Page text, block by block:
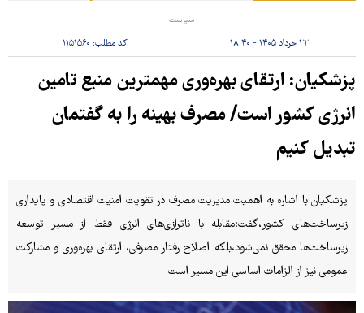
سیاست
۲۲ خرداد ۱۴۰۵ - ۱۸:۴۰ کد مطلب: ۱۱۵۱۵۶۰
پزشکیان: ارتقای بهره‌وری مهمترین منبع تامین
انرژی کشور است/ مصرف بهینه را به گفتمان
تبدیل کنیم
پزشکیان با اشاره به اهمیت مدیریت مصرف در تقویت امنیت اقتصادی و پایداری
زیرساخت‌های کشور،گفت:مقابله با ناترازی‌های انرژی فقط از مسیر توسعه
زیرساخت‌ها محقق نمی‌شود،بلکه اصلاح رفتار مصرفی، ارتقای بهره‌وری و مشارکت
عمومی نیز از الزامات اساسی این مسیر است